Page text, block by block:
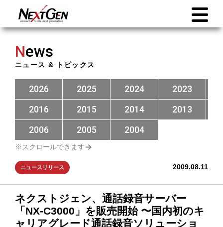
News
ニュース & トピックス
2026 2025 2024 2023
2016
2015 2014 2013
2006
2005 2004
ニュースリリース 2009.08.11
ネクストジェン、通話録音サーバー
「NX-C3000」を販売開始 〜国内初のキ
ャリアグレード通話録音ソリューショ